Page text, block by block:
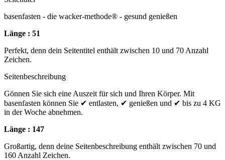
basenfasten - die wacker-methode® - gesund genießen
Länge : 51
Perfekt, denn dein Seitentitel enthält zwischen 10 und 70 Anzahl
Zeichen.
Seitenbeschreibung
Gönnen Sie sich eine Auszeit für sich und Ihren Körper. Mit
basenfasten können Sie ✔ entlasten, ✔ genießen und ✔ bis zu 4 KG
in der Woche abnehmen.
Länge : 147
Großartig, denn deine Seitenbeschreibung enthält zwischen 70 und
160 Anzahl Zeichen.